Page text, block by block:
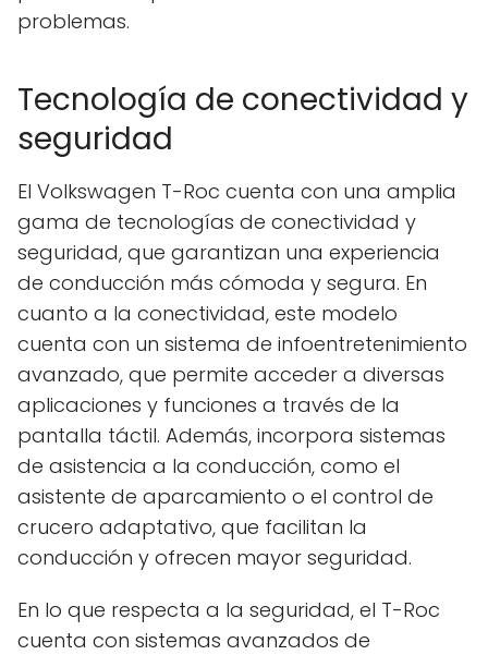
problemas.
Tecnología de conectividad y
seguridad
El Volkswagen T-Roc cuenta con una amplia
gama de tecnologías de conectividad y
seguridad, que garantizan una experiencia
de conducción más cómoda y segura. En
cuanto a la conectividad, este modelo
cuenta con un sistema de infoentretenimiento
avanzado, que permite acceder a diversas
aplicaciones y funciones a través de la
pantalla táctil. Además, incorpora sistemas
de asistencia a la conducción, como el
asistente de aparcamiento o el control de
crucero adaptativo, que facilitan la
conducción y ofrecen mayor seguridad.
En lo que respecta a la seguridad, el T-Roc
cuenta con sistemas avanzados de